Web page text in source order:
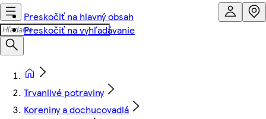
Preskočiť na hlavný obsah
Preskočiť na vyhľadávanie
Trvanlivé potraviny
Koreniny a dochucovadlá